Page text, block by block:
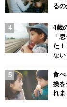
るの
4歳
「
た！
ない
食べ
換を
れま